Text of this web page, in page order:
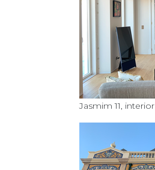
Jasmim 11, interior